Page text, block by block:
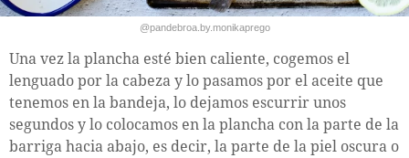
@pandebroa.by.monikaprego
Una vez la plancha esté bien caliente, cogemos el
lenguado por la cabeza y lo pasamos por el aceite que
tenemos en la bandeja, lo dejamos escurrir unos
segundos y lo colocamos en la plancha con la parte de la
barriga hacia abajo, es decir, la parte de la piel oscura o